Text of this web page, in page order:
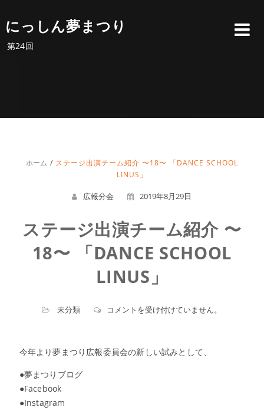
にっしん夢まつり
第24回
ホーム
ステージ出演チーム紹介 〜18〜 「DANCE SCHOOL
LINUS」
広報分会 2019年8月29日
ステージ出演チーム紹介 〜
18〜 「DANCE SCHOOL
LINUS」
未分類
ス
出
コメントを受け付けていません。
今年より夢まつり広報委員会の新しい試みとして、
●夢まつりブログ
●Facebook
●Instagram